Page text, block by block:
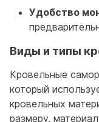
Удобство
Виды и типы
Кровельные
который
кровельных
размеру,